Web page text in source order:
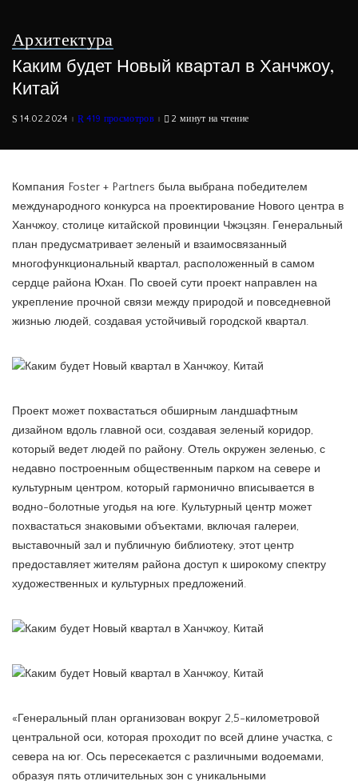
Архитектура
Каким будет Новый квартал в Ханчжоу,
Китай
14.02.2024 419 просмотров 2 минут на чтение
Компания Foster + Partners была выбрана победителем
международного конкурса на проектирование Нового центра в
Ханчжоу, столице китайской провинции Чжэцзян. Генеральный
план предусматривает зеленый и взаимосвязанный
многофункциональный квартал, расположенный в самом
сердце района Юхан. По своей сути проект направлен на
укрепление прочной связи между природой и повседневной
жизнью людей, создавая устойчивый городской квартал.
Проект может похвастаться обширным ландшафтным
дизайном вдоль главной оси, создавая зеленый коридор,
который ведет людей по району. Отель окружен зеленью, с
недавно построенным общественным парком на севере и
культурным центром, который гармонично вписывается в
водно-болотные угодья на юге. Культурный центр может
похвастаться знаковыми объектами, включая галереи,
выставочный зал и публичную библиотеку, этот центр
предоставляет жителям района доступ к широкому спектру
художественных и культурных предложений.
«Генеральный план организован вокруг 2,5-километровой
центральной оси, которая проходит по всей длине участка, с
севера на юг. Ось пересекается с различными водоемами,
образуя пять отличительных зон с уникальными